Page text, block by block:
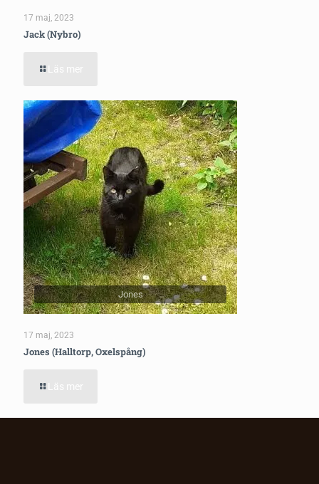
17 maj, 2023
Jack (Nybro)
Läs mer
Jones
17 maj, 2023
Jones (Halltorp, Oxelspång)
Läs mer